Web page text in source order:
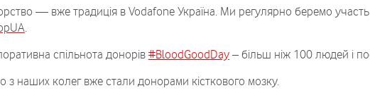
— вже традиція в Vodafone Україна. Ми регулярно беремо участь
.
спільнота донорів #BloodGoodDay– більш ніж 100 людей і
з наших колег вже стали донорами кісткового мозку.